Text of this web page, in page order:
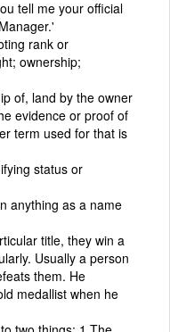
tell me your official
rank or
ownership;
of, land by the owner
evidence or proof of
term used for that is
status or
anything as a name
title, they win a
Usually a person
them. He
medallist when he